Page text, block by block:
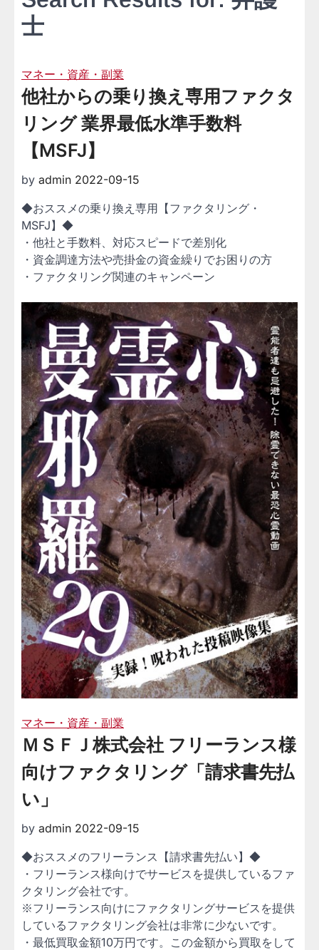
士
マネー・資産・副業
他社からの乗り換え専用ファクタ
リング 業界最低水準手数料
【MSFJ】
by admin 2022-09-15
◆おススメの乗り換え専用【ファクタリング・
MSFJ】◆
・他社と手数料、対応スピードで差別化
・資金調達方法や売掛金の資金繰りでお困りの方
・ファクタリング関連のキャンペーン
マネー・資産・副業
ＭＳＦＪ株式会社 フリーランス様
向けファクタリング「請求書先払
い」
by admin 2022-09-15
◆おススメのフリーランス【請求書先払い】◆
・フリーランス様向けでサービスを提供しているファ
クタリング会社です。
※フリーランス向けにファクタリングサービスを提供
しているファクタリング会社は非常に少ないです。
・最低買取金額10万円です。この金額から買取をして